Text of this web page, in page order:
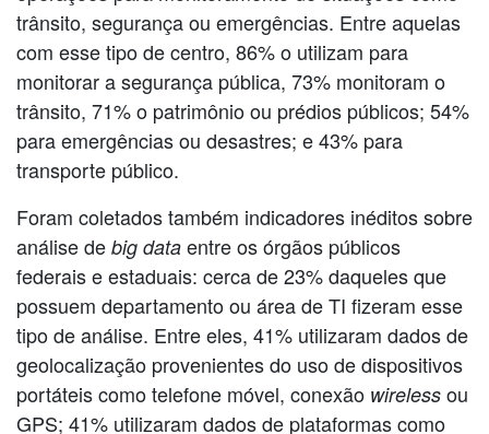
trânsito, segurança ou emergências. Entre aquelas
com esse tipo de centro, 86% o utilizam para
monitorar a segurança pública, 73% monitoram o
trânsito, 71% o patrimônio ou prédios públicos; 54%
para emergências ou desastres; e 43% para
transporte público.
Foram coletados também indicadores inéditos sobre
análise de big data entre os órgãos públicos
federais e estaduais: cerca de 23% daqueles que
possuem departamento ou área de TI fizeram esse
tipo de análise. Entre eles, 41% utilizaram dados de
geolocalização provenientes do uso de dispositivos
portáteis como telefone móvel, conexão wireless ou
GPS; 41% utilizaram dados de plataformas como